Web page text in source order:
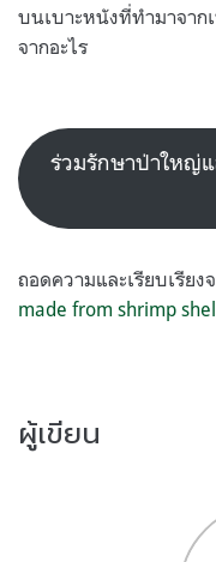
บนเบาะหนังที่ทำมาจาก
จากอะไร
ร่วมรักษาป่าใหญ่
ถอดความและเรียบเรียง
made from shrimp
ผู้เขียน